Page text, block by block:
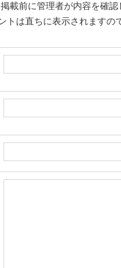
載前に管理者が内容を確認
トは直ちに表示されます